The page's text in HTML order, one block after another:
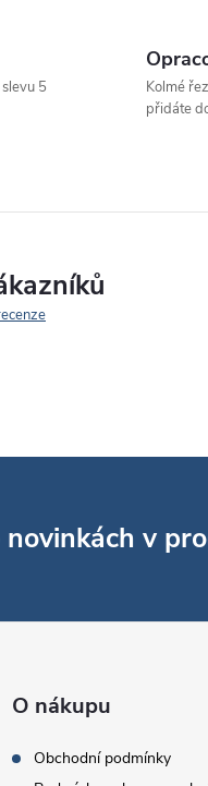
á
d
í
v
p
5
Kolmé
přidáte
v
O nákupu
Obchodní podmínky